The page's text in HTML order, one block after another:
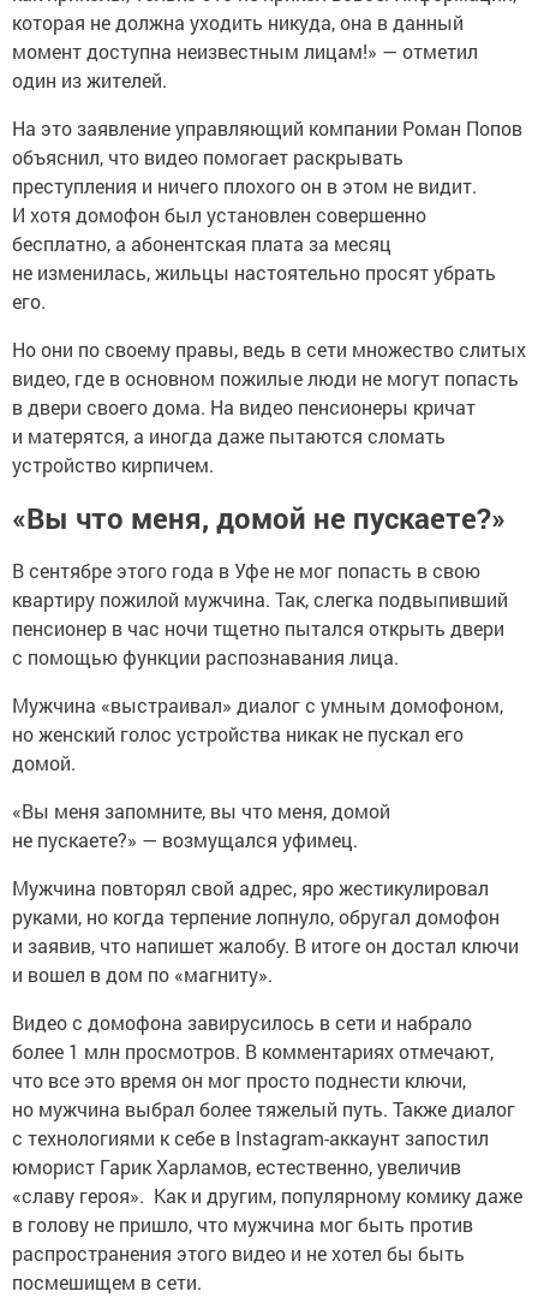
которая не должна уходить никуда, она в данный
момент доступна неизвестным лицам!» — отметил
один из жителей.
На это заявление управляющий компании Роман Попов
объяснил, что видео помогает раскрывать
преступления и ничего плохого он в этом не видит.
И хотя домофон был установлен совершенно
бесплатно, а абонентская плата за месяц
не изменилась, жильцы настоятельно просят убрать
его.
Но они по своему правы, ведь в сети множество слитых
видео, где в основном пожилые люди не могут попасть
в двери своего дома. На видео пенсионеры кричат
и матерятся, а иногда даже пытаются сломать
устройство кирпичем.
«Вы что меня, домой не пускаете?»
В сентябре этого года в Уфе не мог попасть в свою
квартиру пожилой мужчина. Так, слегка подвыпивший
пенсионер в час ночи тщетно пытался открыть двери
с помощью функции распознавания лица.
Мужчина «выстраивал» диалог с умным домофоном,
но женский голос устройства никак не пускал его
домой.
«Вы меня запомните, вы что меня, домой
не пускаете?» — возмущался уфимец.
Мужчина повторял свой адрес, яро жестикулировал
руками, но когда терпение лопнуло, обругал домофон
и заявив, что напишет жалобу. В итоге он достал ключи
и вошел в дом по «магниту».
Видео с домофона завирусилось в сети и набрало
более 1 млн просмотров. В комментариях отмечают,
что все это время он мог просто поднести ключи,
но мужчина выбрал более тяжелый путь. Также диалог
с технологиями к себе в Instagram-аккаунт запостил
юморист Гарик Харламов, естественно, увеличив
«славу героя». Как и другим, популярному комику даже
в голову не пришло, что мужчина мог быть против
распространения этого видео и не хотел бы быть
посмешищем в сети.